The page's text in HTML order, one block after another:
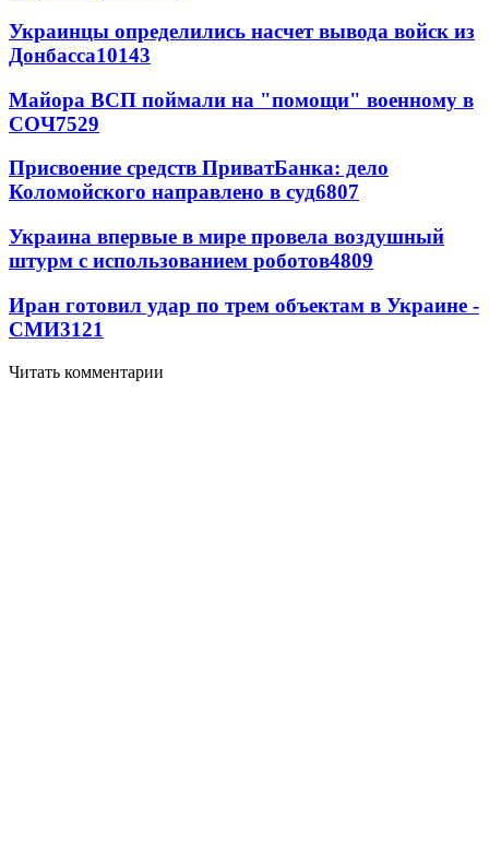
Украинцы определились насчет вывода войск из
Донбасса10143
Майора ВСП поймали на "помощи" военному в
СОЧ7529
Присвоение средств ПриватБанка: дело
Коломойского направлено в суд6807
Украина впервые в мире провела воздушный
штурм с использованием роботов4809
Иран готовил удар по трем объектам в Украине -
СМИ3121
Читать комментарии